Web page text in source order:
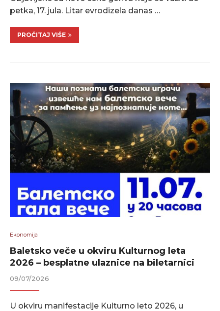
petka, 17. jula. Litar evrodizela danas …
PROČITAJ VIŠE
Ekonomija
Baletsko veče u okviru Kulturnog leta
2026 – besplatne ulaznice na biletarnici
09/07/2026
U okviru manifestacije Kulturno leto 2026, u